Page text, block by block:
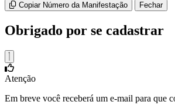
Copiar Número da Manifestação Fechar
Obrigado por se cadastrar
Atenção
Em breve você receberá um e-mail para que